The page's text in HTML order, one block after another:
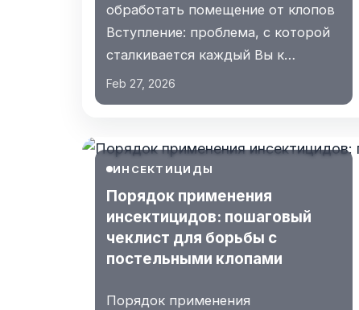
обработать помещение от клопов
Вступление: проблема, с которой
сталкивается каждый Вы к…
Feb 27, 2026
ИНСЕКТИЦИДЫ
Порядок применения
инсектицидов: пошаговый
чеклист для борьбы с
постельными клопами
Порядок применения